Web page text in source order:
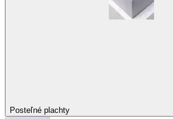
Posteľné plachty